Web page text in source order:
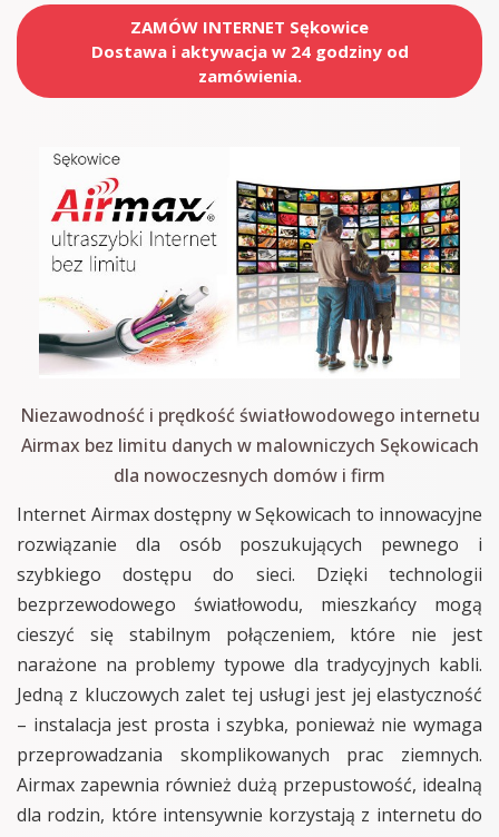
ZAMÓW INTERNET Sękowice
Dostawa i aktywacja w 24 godziny od
zamówienia.
Niezawodność i prędkość światłowodowego internetu
Airmax bez limitu danych w malowniczych Sękowicach
dla nowoczesnych domów i firm
Internet Airmax dostępny w Sękowicach to innowacyjne
rozwiązanie dla osób poszukujących pewnego i
szybkiego dostępu do sieci. Dzięki technologii
bezprzewodowego światłowodu, mieszkańcy mogą
cieszyć się stabilnym połączeniem, które nie jest
narażone na problemy typowe dla tradycyjnych kabli.
Jedną z kluczowych zalet tej usługi jest jej elastyczność
– instalacja jest prosta i szybka, ponieważ nie wymaga
przeprowadzania skomplikowanych prac ziemnych.
Airmax zapewnia również dużą przepustowość, idealną
dla rodzin, które intensywnie korzystają z internetu do